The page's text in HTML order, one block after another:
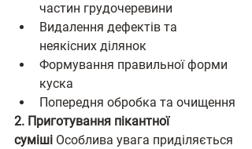
частин грудочеревини
Видалення дефектів та
неякісних ділянок
Формування правильної форми
куска
Попередня обробка та очищення
2. Приготування пікантної
суміші Особлива увага приділяється